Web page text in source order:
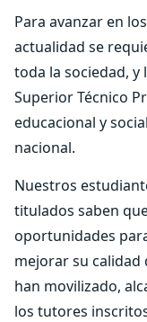
Para avanzar en
actualidad se
toda la sociedad, y
Superior Técnico
educacional y
nacional.
Nuestros
titulados saben
oportunidades
mejorar su calidad
han movilizado,
los tutores